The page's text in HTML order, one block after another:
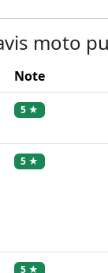
moto
Note
5 ★
5 ★
5 ★